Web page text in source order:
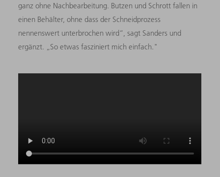
ganz ohne Nachbearbeitung. Butzen und Schrott fallen in
einen Behälter, ohne dass der Schneidprozess
nennenswert unterbrochen wird“, sagt Sanders und
ergänzt. „So etwas fasziniert mich einfach."